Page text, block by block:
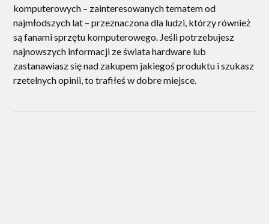
komputerowych – zainteresowanych tematem od
najmłodszych lat – przeznaczona dla ludzi, którzy również
są fanami sprzętu komputerowego. Jeśli potrzebujesz
najnowszych informacji ze świata hardware lub
zastanawiasz się nad zakupem jakiegoś produktu i szukasz
rzetelnych opinii, to trafiłeś w dobre miejsce.